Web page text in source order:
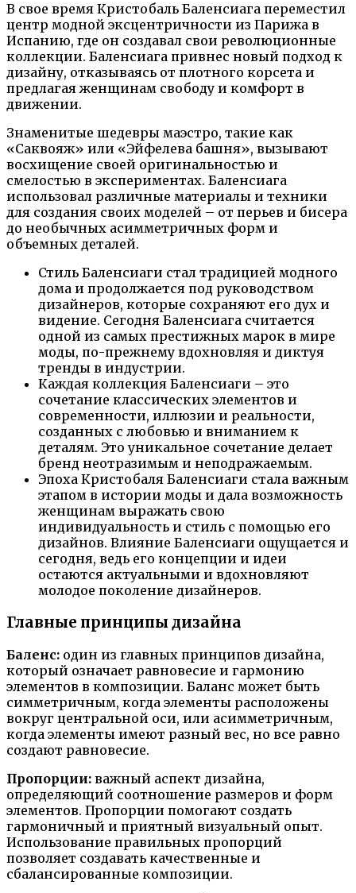
В свое время Кристобаль Баленсиага переместил
центр модной эксцентричности из Парижа в
Испанию, где он создавал свои революционные
коллекции. Баленсиага привнес новый подход к
дизайну, отказываясь от плотного корсета и
предлагая женщинам свободу и комфорт в
движении.
Знаменитые шедевры маэстро, такие как
«Саквояж» или «Эйфелева башня», вызывают
восхищение своей оригинальностью и
смелостью в экспериментах. Баленсиага
использовал различные материалы и техники
для создания своих моделей – от перьев и бисера
до необычных асимметричных форм и
объемных деталей.
Стиль Баленсиаги стал традицией модного
дома и продолжается под руководством
дизайнеров, которые сохраняют его дух и
видение. Сегодня Баленсиага считается
одной из самых престижных марок в мире
моды, по-прежнему вдохновляя и диктуя
тренды в индустрии.
Каждая коллекция Баленсиаги – это
сочетание классических элементов и
современности, иллюзии и реальности,
созданных с любовью и вниманием к
деталям. Это уникальное сочетание делает
бренд неотразимым и неподражаемым.
Эпоха Кристобаля Баленсиаги стала важным
этапом в истории моды и дала возможность
женщинам выражать свою
индивидуальность и стиль с помощью его
дизайнов. Влияние Баленсиаги ощущается и
сегодня, ведь его концепции и идеи
остаются актуальными и вдохновляют
молодое поколение дизайнеров.
Главные принципы дизайна
Баленс: один из главных принципов дизайна,
который означает равновесие и гармонию
элементов в композиции. Баланс может быть
симметричным, когда элементы расположены
вокруг центральной оси, или асимметричным,
когда элементы имеют разный вес, но все равно
создают равновесие.
Пропорции: важный аспект дизайна,
определяющий соотношение размеров и форм
элементов. Пропорции помогают создать
гармоничный и приятный визуальный опыт.
Использование правильных пропорций
позволяет создавать качественные и
сбалансированные композиции.